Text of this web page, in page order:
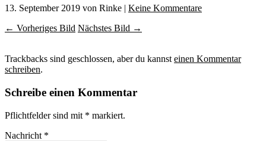
13. September 2019 von Rinke | Keine Kommentare
← Vorheriges Bild Nächstes Bild →
Trackbacks sind geschlossen, aber du kannst einen Kommentar
schreiben.
Schreibe einen Kommentar
Pflichtfelder sind mit * markiert.
Nachricht *